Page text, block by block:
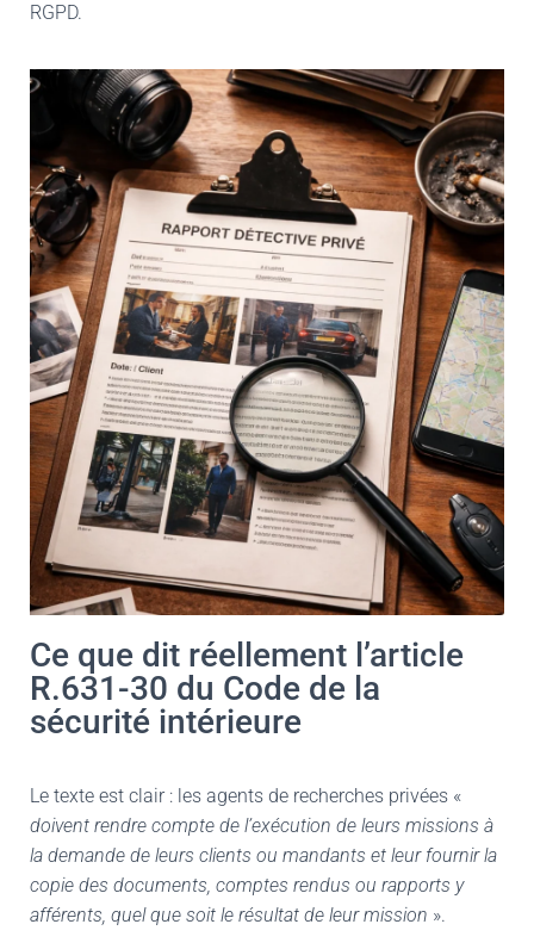
RGPD.
Ce que dit réellement l’article
R.631-30 du Code de la
sécurité intérieure
Le texte est clair : les agents de recherches privées «
doivent rendre compte de l’exécution de leurs missions à
la demande de leurs clients ou mandants et leur fournir la
copie des documents, comptes rendus ou rapports y
afférents, quel que soit le résultat de leur mission ».